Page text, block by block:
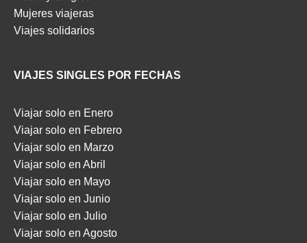
Mujeres viajeras
Viajes solidarios
VIAJES SINGLES POR FECHAS
Viajar solo en Enero
Viajar solo en Febrero
Viajar solo en Marzo
Viajar solo en Abril
Viajar solo en Mayo
Viajar solo en Junio
Viajar solo en Julio
Viajar solo en Agosto